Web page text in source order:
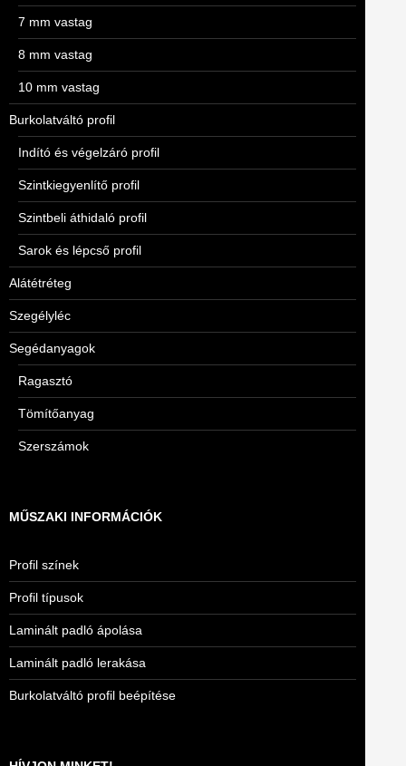
7 mm vastag
8 mm vastag
10 mm vastag
Burkolatváltó profil
Indító és végelzáró profil
Szintkiegyenlítő profil
Szintbeli áthidaló profil
Sarok és lépcső profil
Alátétréteg
Szegélyléc
Segédanyagok
Ragasztó
Tömítőanyag
Szerszámok
MŰSZAKI INFORMÁCIÓK
Profil színek
Profil típusok
Laminált padló ápolása
Laminált padló lerakása
Burkolatváltó profil beépítése